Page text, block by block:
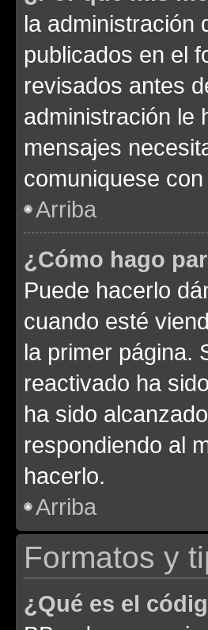
la administración
publicados en el
revisados antes
administración le
mensajes
comuniquese
Arriba
¿Cómo hago
Puede hacerlo
cuando esté
la primer página.
reactivado ha
ha sido
respondiendo al
hacerlo.
Arriba
Formatos y
¿Qué es el